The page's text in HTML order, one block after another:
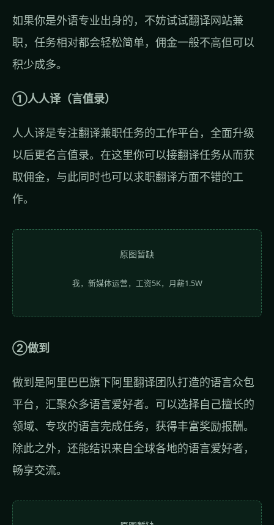
如果你是外语专业出身的，不妨试试翻译网站兼
职，任务相对都会轻松简单，佣金一般不高但可以
积少成多。
①人人译（言值录）
人人译是专注翻译兼职任务的工作平台，全面升级
以后更名言值录。在这里你可以接翻译任务从而获
取佣金，与此同时也可以求职翻译方面不错的工
作。
原图暂缺
我，新媒体运营，工资5K，月薪1.5W
②做到
做到是阿里巴巴旗下阿里翻译团队打造的语言众包
平台，汇聚众多语言爱好者。可以选择自己擅长的
领域、专攻的语言完成任务，获得丰富奖励报酬。
除此之外，还能结识来自全球各地的语言爱好者，
畅享交流。